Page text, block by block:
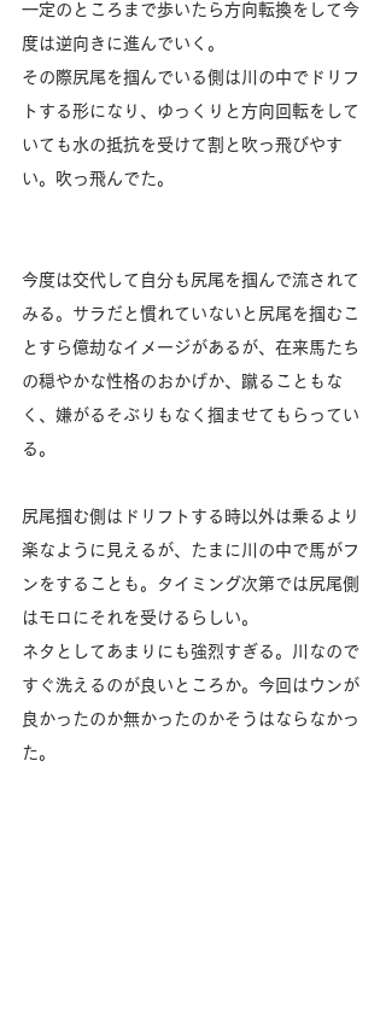
一定のところまで歩いたら方向転換をして今
度は逆向きに進んでいく。
その際尻尾を掴んでいる側は川の中でドリフ
トする形になり、ゆっくりと方向回転をして
いても水の抵抗を受けて割と吹っ飛びやす
い。吹っ飛んでた。
今度は交代して自分も尻尾を掴んで流されて
みる。サラだと慣れていないと尻尾を掴むこ
とすら億劫なイメージがあるが、在来馬たち
の穏やかな性格のおかげか、蹴ることもな
く、嫌がるそぶりもなく掴ませてもらってい
る。
尻尾掴む側はドリフトする時以外は乗るより
楽なように見えるが、たまに川の中で馬がフ
ンをすることも。タイミング次第では尻尾側
はモロにそれを受けるらしい。
ネタとしてあまりにも強烈すぎる。川なので
すぐ洗えるのが良いところか。今回はウンが
良かったのか無かったのかそうはならなかっ
た。